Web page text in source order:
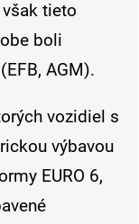
však tieto
boli
AGM).
vozidiel s
výbavou
EURO 6,